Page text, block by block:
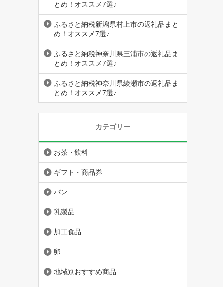
とめ！オススメ7選♪
ふるさと納税新潟県村上市の返礼品まと
め！オススメ7選♪
ふるさと納税神奈川県三浦市の返礼品ま
とめ！オススメ7選♪
ふるさと納税神奈川県綾瀬市の返礼品ま
とめ！オススメ7選♪
カテゴリー
お茶・飲料
ギフト・商品券
パン
乳製品
加工食品
卵
地域別おすすめ商品